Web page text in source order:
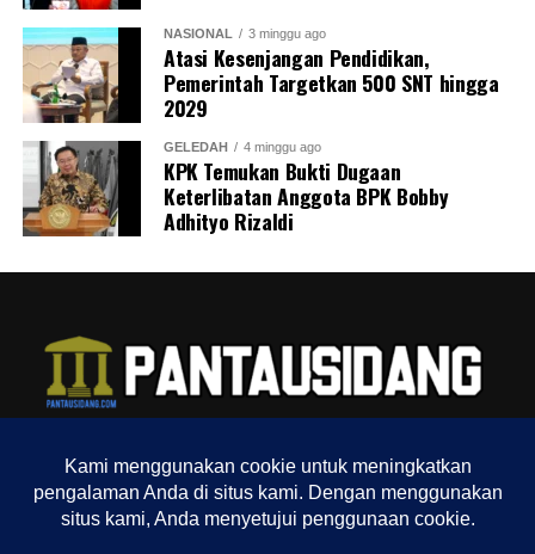
NASIONAL 3 minggu ago
Atasi Kesenjangan Pendidikan,
Pemerintah Targetkan 500 SNT hingga
2029
GELEDAH 4 minggu ago
KPK Temukan Bukti Dugaan
Keterlibatan Anggota BPK Bobby
Adhityo Rizaldi